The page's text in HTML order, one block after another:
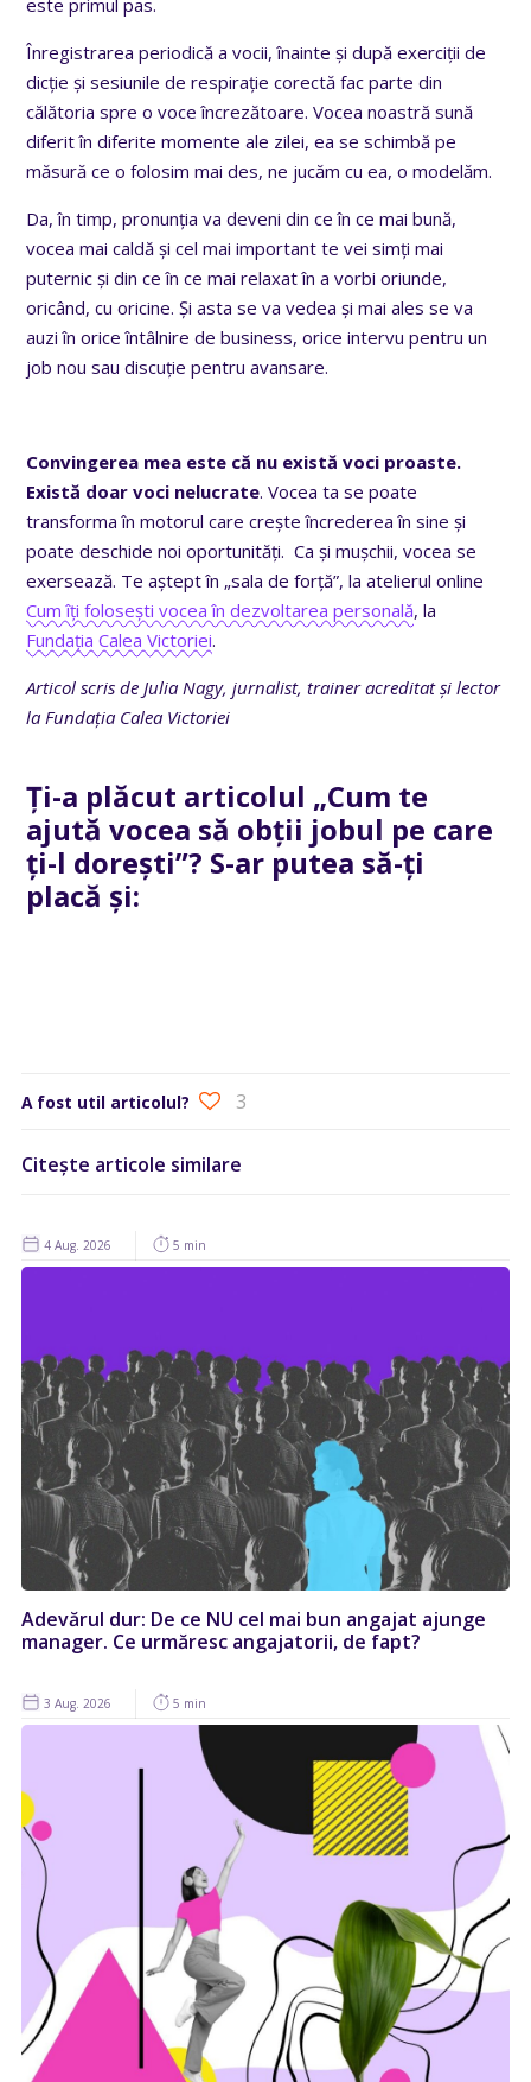
Înregistrarea periodică a vocii, înainte și după exerciții de
dicție și sesiunile de respirație corectă fac parte din
călătoria spre o voce încrezătoare. Vocea noastră sună
diferit în diferite momente ale zilei, ea se schimbă pe
măsură ce o folosim mai des, ne jucăm cu ea, o modelăm.
Da, în timp, pronunția va deveni din ce în ce mai bună,
vocea mai caldă și cel mai important te vei simți mai
puternic și din ce în ce mai relaxat în a vorbi oriunde,
oricând, cu oricine. Și asta se va vedea și mai ales se va
auzi în orice întâlnire de business, orice intervu pentru un
job nou sau discuție pentru avansare.
Convingerea mea este că nu există voci proaste.
Există doar voci nelucrate. Vocea ta se poate
transforma în motorul care crește încrederea în sine și
poate deschide noi oportunități. Ca și mușchii, vocea se
exersează. Te aștept în „sala de forță”, la atelierul online
Cum îți folosești vocea în dezvoltarea personală, la
Fundația Calea Victoriei.
Articol scris de Julia Nagy, jurnalist, trainer acreditat și lector
la Fundația Calea Victoriei
Ți-a plăcut articolul „Cum te
ajută vocea să obții jobul pe care
ți-l dorești”? S-ar putea să-ți
placă și:
A fost util articolul? 3
Citește articole similare
4 Aug. 2026 5 min
Adevărul dur: De ce NU cel mai bun angajat ajunge
manager. Ce urmăresc angajatorii, de fapt?
3 Aug. 2026 5 min